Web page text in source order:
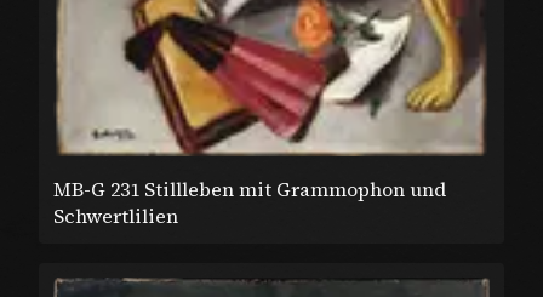
MB-G 231 Stillleben mit Grammophon und
Schwertlilien